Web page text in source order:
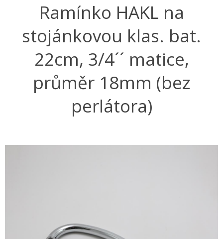
Ramínko HAKL na
stojánkovou klas. bat.
22cm, 3/4´´ matice,
průměr 18mm (bez
perlátora)